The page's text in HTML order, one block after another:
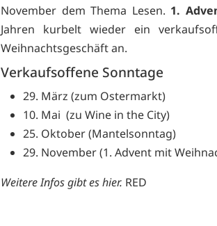
November dem Thema Lesen. 1.
Jahren kurbelt wieder ein
Weihnachtsgeschäft an.
Verkaufsoffene Sonntage
29. März (zum Ostermarkt)
10. Mai (zu Wine in the City)
25. Oktober (Mantelsonntag)
29. November (1. Advent mit
Weitere Infos gibt eshier. RED